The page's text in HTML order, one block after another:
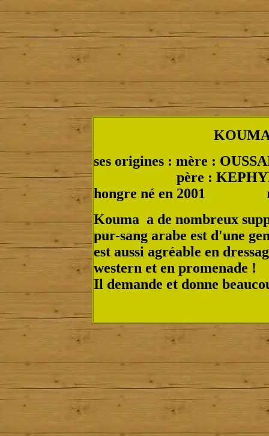
ses origines : mère :
père : KEPHYR
hongre né en 2001
Kouma a de nombreux
pur-sang arabe est d'une
est aussi agréable en
western et en promenade !
Il demande et donne